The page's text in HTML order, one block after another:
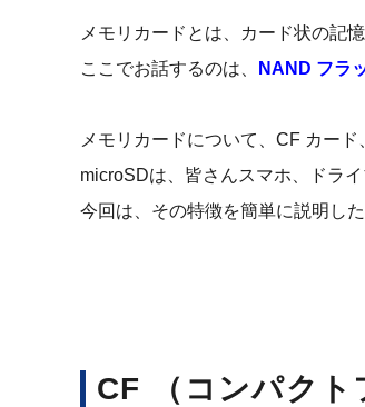
メモリカードとは、カード状の記
ここでお話するのは、
NAND フラ
メモリカードについて、CF カー
microSDは、皆さんスマホ、ドラ
今回は、その特徴を簡単に説明した
CF （コンパクト